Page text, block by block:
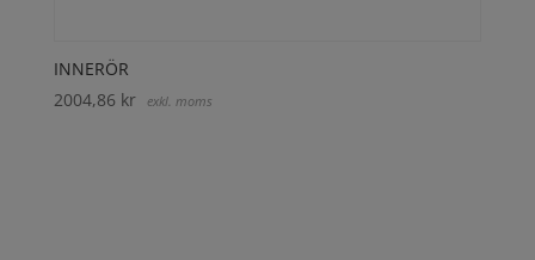
INNERÖR
2004,86 kr exkl. moms